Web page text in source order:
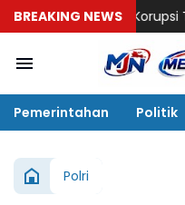
BREAKING NEWS
Dugaan Korupsi
Pemerintahan Politik
Polri